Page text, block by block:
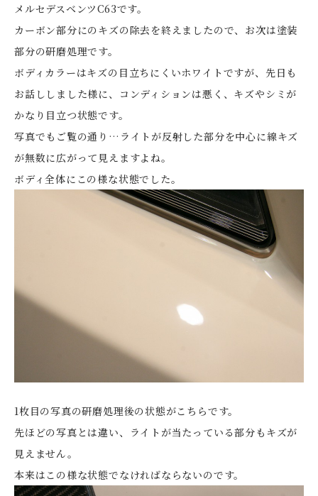
メルセデスベンツC63です。
カーボン部分にのキズの除去を終えましたので、お次は塗装
部分の研磨処理です。
ボディカラーはキズの目立ちにくいホワイトですが、先日も
お話ししました様に、コンディションは悪く、キズやシミが
かなり目立つ状態です。
写真でもご覧の通り…ライトが反射した部分を中心に線キズ
が無数に広がって見えますよね。
ボディ全体にこの様な状態でした。
1枚目の写真の研磨処理後の状態がこちらです。
先ほどの写真とは違い、ライトが当たっている部分もキズが
見えません。
本来はこの様な状態でなければならないのです。